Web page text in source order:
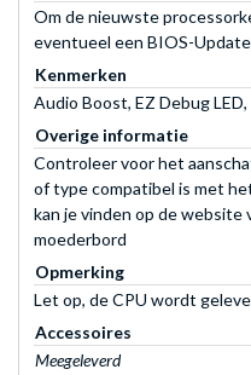
Om de nieuwste
eventueel een BIOS-
Kenmerken
Audio Boost, EZ Debug
Overige informatie
Controleer voor het
of type compatibel is met
kan je vinden op de website
moederbord
Opmerking
Let op, de CPU wordt
Accessoires
Meegeleverd